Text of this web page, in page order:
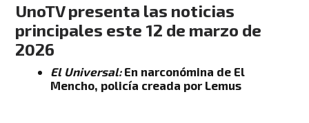
UnoTV presenta las noticias
principales este 12 de marzo de
2026
El Universal:En narconómina de El
Mencho, policía creada por Lemus